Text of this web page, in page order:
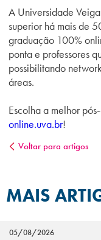
A Universidade
superior há mais de
graduação 100%
ponta e professores
possibilitando
áreas.
Escolha a melhor
online.uva.br!
Voltar para artigos
MAIS
05/08/2026